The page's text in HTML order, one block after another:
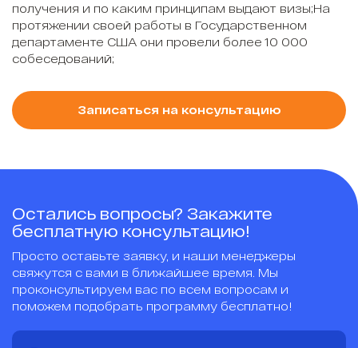
получения и по каким принципам выдают визы;На
протяжении своей работы в Государственном
департаменте США они провели более 10 000
собеседований;
Записаться на консультацию
Остались вопросы? Закажите
бесплатную консультацию!
Просто оставьте заявку, и наши менеджеры
свяжутся с вами в ближайшее время. Мы
проконсультируем вас по всем вопросам и
поможем подобрать программу бесплатно!